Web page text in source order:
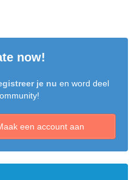
now!
je nu en word deel
een account aan